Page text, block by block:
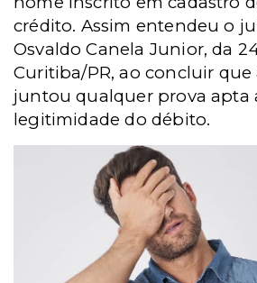
crédito. Assim entendeu o
Osvaldo Canela Junior, da
Curitiba/PR, ao concluir que
juntou qualquer prova apta
legitimidade do débito.